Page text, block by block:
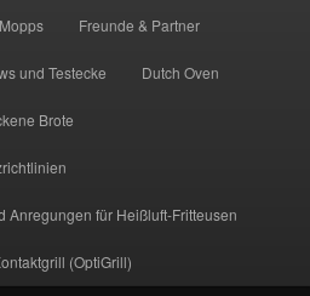
Freunde & Partner
und Testecke Dutch Oven
Brote
Anregungen für Heißluft-Fritteusen
(OptiGrill)